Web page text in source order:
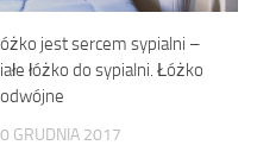
jest sercem sypialni –
łóżko do sypialni. Łóżko
GRUDNIA 2017